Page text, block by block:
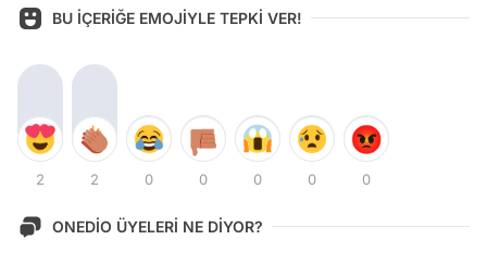
BU İÇERİĞE EMOJİYLE TEPKİ VER!
2 2 0 0 0 0 0
ONEDİO ÜYELERİ NE DİYOR?